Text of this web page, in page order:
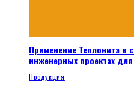
Применение Теплонита в
инженерных проектах
Продукция